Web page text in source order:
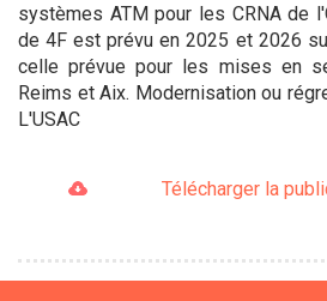
systèmes ATM pour les CRNA de
de 4F est prévu en 2025 et 2026
celle prévue pour les mises en
Reims et Aix. Modernisation ou
L'USAC
Télécharger la